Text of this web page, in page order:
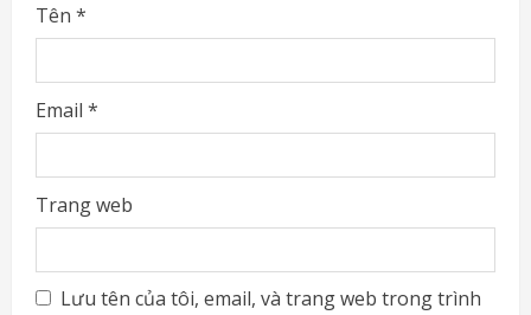
Tên *
Email *
Trang web
Lưu tên của tôi, email, và trang web trong trình